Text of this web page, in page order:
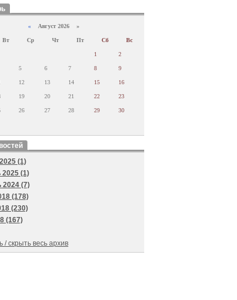
« Август 2026 »
Вт Ср Чт Пт Сб Вс
1 2
5 6 7 8 9
12 13 14 15 16
19 20 21 22 23
26 27 28 29 30
(1)
2025 (1)
2024 (7)
(178)
(230)
(167)
/ скрыть весь архив